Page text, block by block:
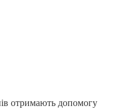
отримають допомогу